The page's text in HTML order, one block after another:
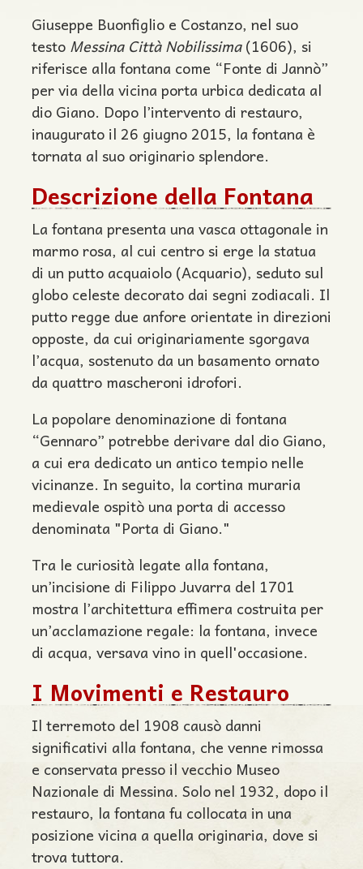
Giuseppe Buonfiglio e Costanzo, nel suo
testo Messina Città Nobilissima(1606), si
riferisce alla fontana come “Fonte di Jannò”
per via della vicina porta urbica dedicata al
dio Giano. Dopo l’intervento di restauro,
inaugurato il 26 giugno 2015, la fontana è
tornata al suo originario splendore.
Descrizione della Fontana
La fontana presenta una vasca ottagonale in
marmo rosa, al cui centro si erge la statua
di un putto acquaiolo (Acquario), seduto sul
globo celeste decorato dai segni zodiacali. Il
putto regge due anfore orientate in direzioni
opposte, da cui originariamente sgorgava
l’acqua, sostenuto da un basamento ornato
da quattro mascheroni idrofori.
La popolare denominazione di fontana
“Gennaro” potrebbe derivare dal dio Giano,
a cui era dedicato un antico tempio nelle
vicinanze. In seguito, la cortina muraria
medievale ospitò una porta di accesso
denominata "Porta di Giano."
Tra le curiosità legate alla fontana,
un’incisione di Filippo Juvarra del 1701
mostra l’architettura effimera costruita per
un’acclamazione regale: la fontana, invece
di acqua, versava vino in quell'occasione.
I Movimenti e Restauro
Il terremoto del 1908 causò danni
significativi alla fontana, che venne rimossa
e conservata presso il vecchio Museo
Nazionale di Messina. Solo nel 1932, dopo il
restauro, la fontana fu collocata in una
posizione vicina a quella originaria, dove si
trova tuttora.